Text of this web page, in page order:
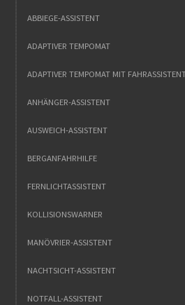
ABBIEGE-ASSISTENT
ADAPTIVER TEMPOMAT
ADAPTIVER TEMPOMAT MIT
ANHÄNGER-ASSISTENT
AUSWEICH-ASSISTENT
BERGANFAHRHILFE
FERNLICHTASSISTENT
KOLLISIONSWARNER
MANÖVRIER-ASSISTENT
NACHTSICHT-ASSISTENT
NOTFALL-ASSISTENT